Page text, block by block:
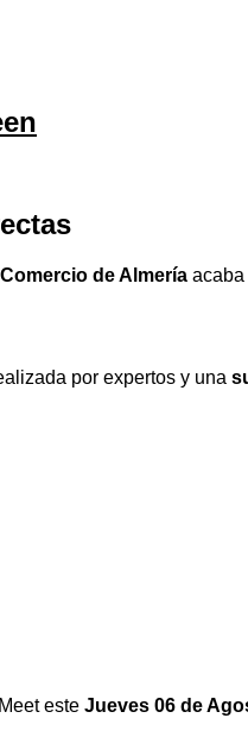
de Almería
por expertos y una
este Jueves 06 de